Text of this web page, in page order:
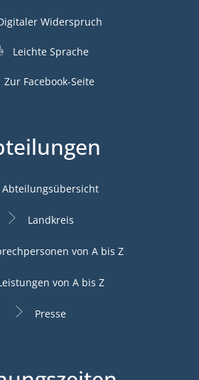
Widerspruch
Leichte Sprache
Zur Facebook-Seite
Abteilungsübersicht
Landkreis
von A bis Z
von A bis Z
Presse